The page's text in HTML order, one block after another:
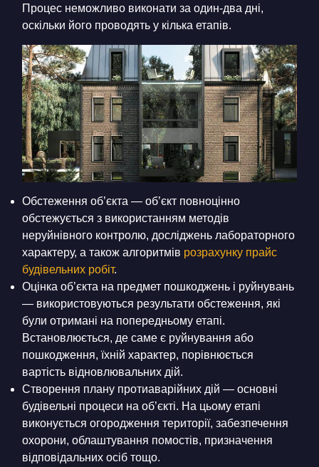
Процес неможливо виконати за один-два дні,
оскільки його проводять у кілька етапів.
Обстеження об’єкта — об’єкт повноцінно
обстежується з використанням методів
неруйнівного контролю, досліджень лабораторного
характеру, а також алгоритмів розрахунку прайс
будівельних робіт.
Оцінка об’єкта на предмет пошкоджень і руйнувань
— використовуються результати обстеження, які
були отримані на попередньому етапі.
Встановлюється, де саме є руйнування або
пошкодження, їхній характер, порівнюється
вартість відновлювальних дій.
Створення плану протиаварійних дій — основні
будівельні процеси на об’єкті. На цьому етапі
виконується огородження території, забезпечення
охорони, облаштування помостів, призначення
відповідальних осіб тощо.